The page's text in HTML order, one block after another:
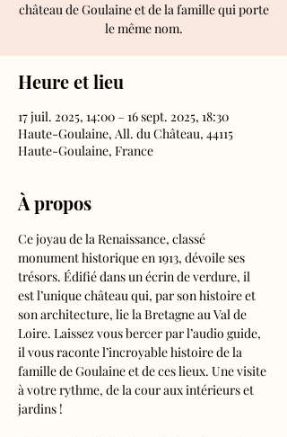
château de Goulaine et de la famille qui porte
le même nom.
Heure et lieu
17 juil. 2025, 14:00 – 16 sept. 2025, 18:30
Haute-Goulaine, All. du Château, 44115
Haute-Goulaine, France
À propos
Ce joyau de la Renaissance, classé
monument historique en 1913, dévoile ses
trésors. Édifié dans un écrin de verdure, il
est l’unique château qui, par son histoire et
son architecture, lie la Bretagne au Val de
Loire. Laissez vous bercer par l’audio guide,
il vous raconte l’incroyable histoire de la
famille de Goulaine et de ces lieux. Une visite
à votre rythme, de la cour aux intérieurs et
jardins !